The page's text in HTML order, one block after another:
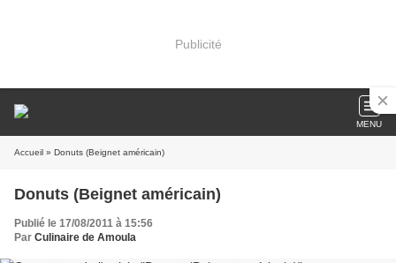
Publicité
MENU
Accueil » Donuts (Beignet américain)
Donuts (Beignet américain)
Publié le 17/08/2011 à 15:56
Par Culinaire de Amoula